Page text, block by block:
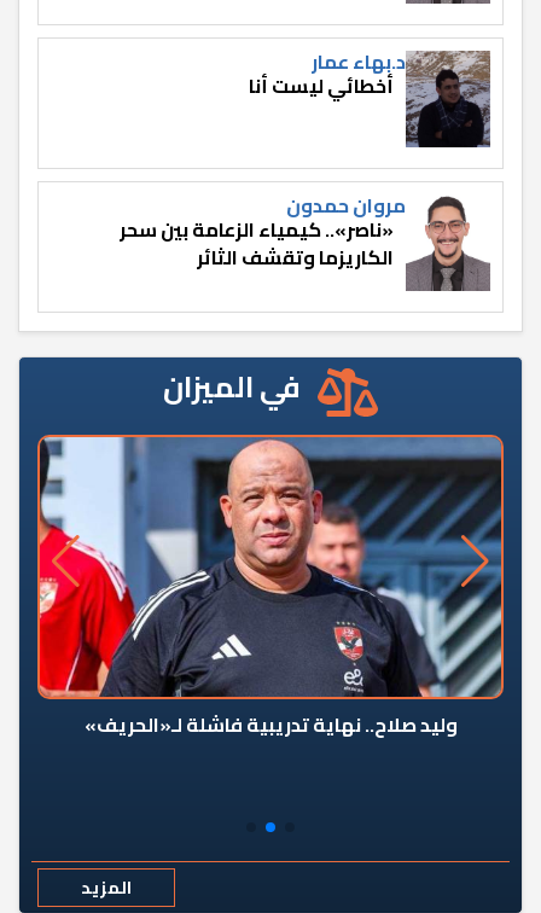
د.بهاء عمار
أخطائي ليست أنا
مروان حمدون
«ناصر».. كيمياء الزعامة بين سحر
الكاريزما وتقشف الثائر
في الميزان
وليد صلاح.. نهاية تدريبية فاشلة لـ«الحريف»
المزيد